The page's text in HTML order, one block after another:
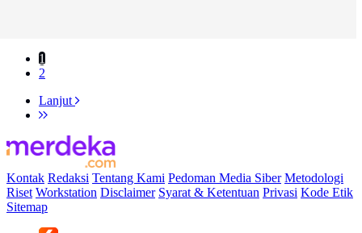
1
2
Lanjut
Kontak Redaksi Tentang Kami Pedoman Media Siber Metodologi
Riset Workstation Disclaimer Syarat & Ketentuan Privasi Kode Etik
Sitemap